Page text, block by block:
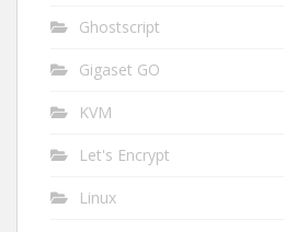
Ghostscript
Gigaset GO
KVM
Let's Encrypt
Linux